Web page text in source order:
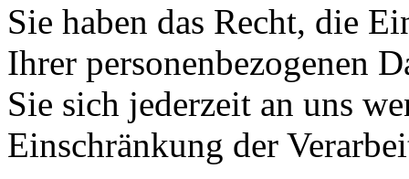
Sie haben das Recht, die
Ihrer personenbezogenen
Sie sich jederzeit an uns
Einschränkung der